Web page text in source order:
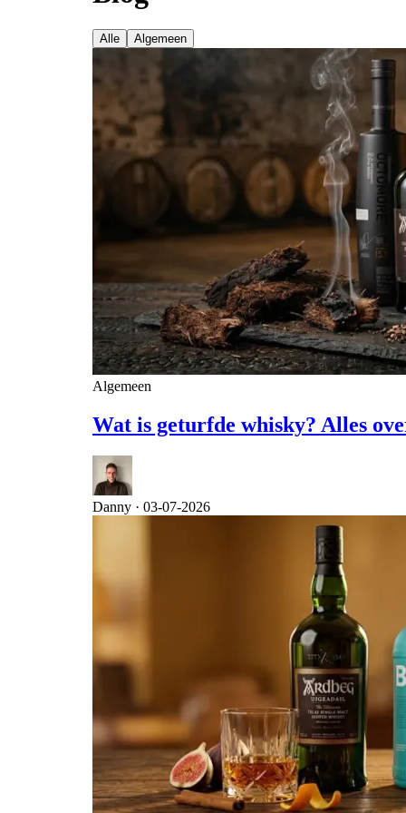
Alle Algemeen
Algemeen
Wat is geturfde whisky? Alles
Danny · 03-07-2026